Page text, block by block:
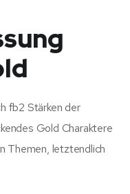
fb2 Stärken der
Gold Charaktere
Themen, letztendlich